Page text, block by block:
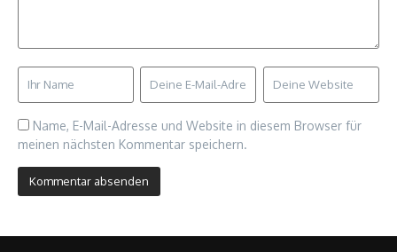
Name, E-Mail-Adresse und Website in diesem Browser für
meinen nächsten Kommentar speichern.